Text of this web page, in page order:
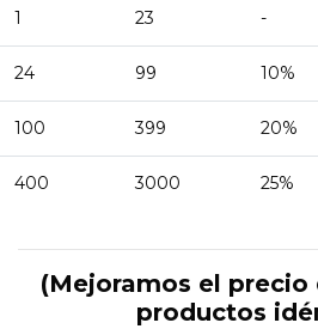
1 23 -
24 99 10%
100 399 20%
400 3000 25%
(Mejoramos el precio
productos